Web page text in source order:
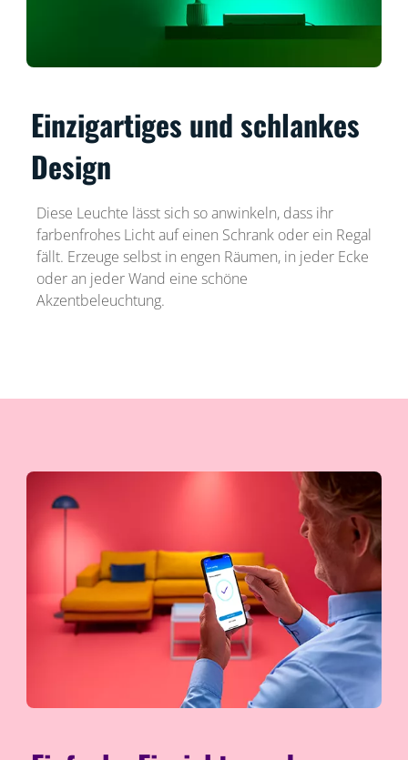
Einzigartiges und schlankes
Design
Diese Leuchte lässt sich so anwinkeln, dass ihr
farbenfrohes Licht auf einen Schrank oder ein Regal
fällt. Erzeuge selbst in engen Räumen, in jeder Ecke
oder an jeder Wand eine schöne
Akzentbeleuchtung.